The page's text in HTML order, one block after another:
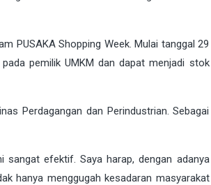
PUSAKA Shopping Week. Mulai tanggal 29
pemilik UMKM dan dapat menjadi stok
Perdagangan dan Perindustrian. Sebagai
sangat efektif. Saya harap, dengan adanya
hanya menggugah kesadaran masyarakat